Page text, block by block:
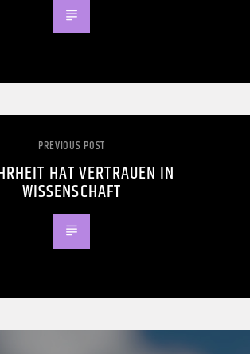
PREVIOUS POST
HAT VERTRAUEN IN
WISSENSCHAFT